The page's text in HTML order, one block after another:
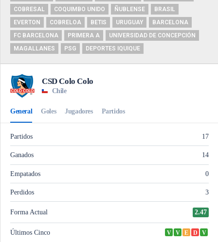
COBRESAL
COQUIMBO UNIDO ÑUBLENSE
BRASIL
EVERTON
COBRELOA BETIS URUGUAY
BARCELONA
FC BARCELONA
PRIMERA A
UNIVERSIDAD DE CONCEPCIÓN
MAGALLANES
PSG DEPORTES IQUIQUE